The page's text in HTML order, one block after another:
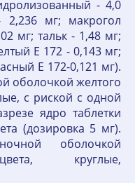
- 4,0
мг; макрогол
мг; тальк - 1,48 мг;
Е 172 - 0,143 мг;
Е 172-0,121 мг).
оболочкой желтого
с риской с одной
ядро таблетки
(дозировка 5 мг).
оболочкой
круглые,